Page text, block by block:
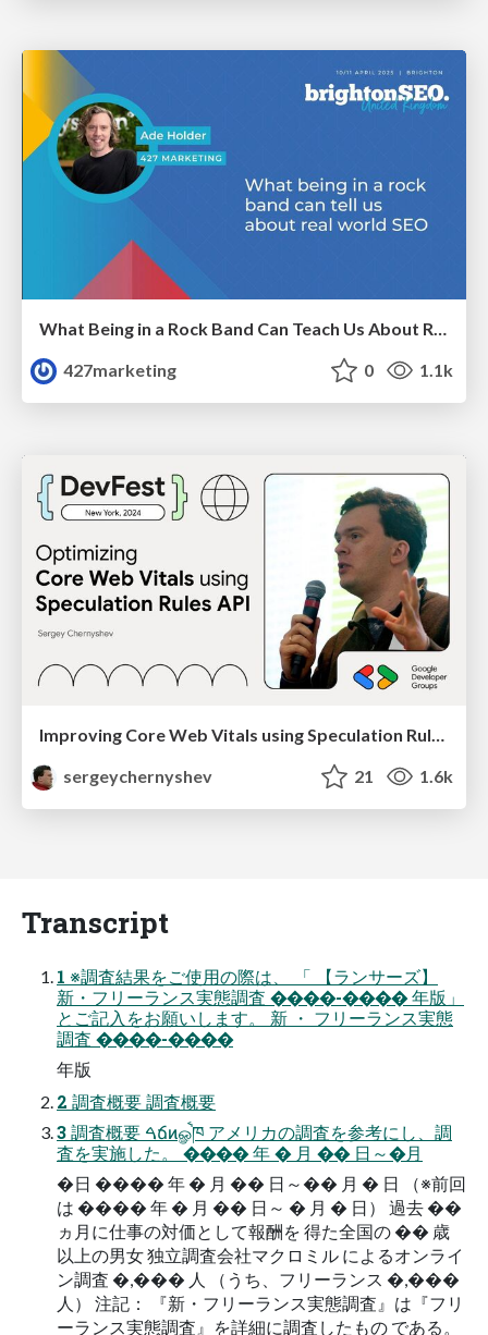
What Being in a Rock Band Can Teach Us About Real World SEO
427marketing
0 1.1k
sergeychernyshev
21 1.6k
Transcript
1 ※調査結果をご使用の際は、 「 【ランサーズ】
新・フリーランス実態調査 ����-���� 年版」
とご記入をお願いします。 新 ・ フリーランス実態
調査 ����-����
年版
2 調査概要 調査概要
3 調査概要 ࠓճͷௐࠪ֓ཁ アメリカの調査を参考にし、調
査を実施した。 ���� 年 � 月 �� 日～�月
�日 ���� 年 � 月 �� 日～�� 月 � 日 （※前回
は ���� 年 � 月 �� 日～ � 月 � 日） 過去 ��
ヵ月に仕事の対価として報酬を 得た全国の �� 歳
以上の男女 独立調査会社マクロミル によるオンライ
ン調査 �,��� 人 （うち、フリーランス �,���
人） 注記： 『新・フリーランス実態調査』は『フリ
ーランス実態調査』を詳細に調査したもの である。